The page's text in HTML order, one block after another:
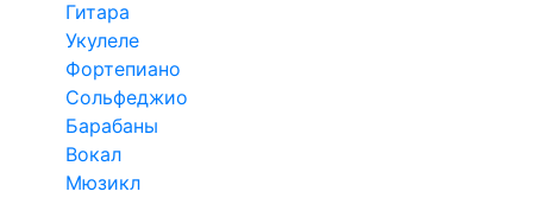
Гитара
Укулеле
Фортепиано
Сольфеджио
Барабаны
Вокал
Мюзикл